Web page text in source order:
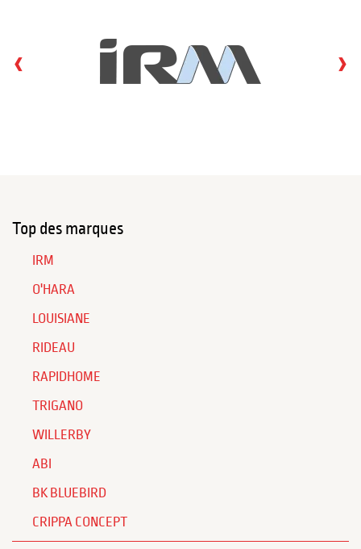
‹ ›
Top des marques
IRM
O'HARA
LOUISIANE
RIDEAU
RAPIDHOME
TRIGANO
WILLERBY
ABI
BK BLUEBIRD
CRIPPA CONCEPT